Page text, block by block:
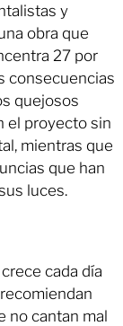
y
obra que
27 por
consecuencias
quejosos
el proyecto sin
mientras que
que han
luces.
cada día
no cantan mal